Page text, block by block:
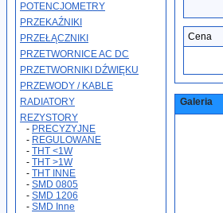
POTENCJOMETRY
PRZEKAŹNIKI
PRZEŁĄCZNIKI
PRZETWORNICE AC DC
PRZETWORNIKI DŹWIĘKU
PRZEWODY / KABLE
RADIATORY
REZYSTORY
- PRECYZYJNE
- REGULOWANE
- THT <1W
- THT >1W
- THT INNE
- SMD 0805
- SMD 1206
- SMD Inne
Cena
Galeria